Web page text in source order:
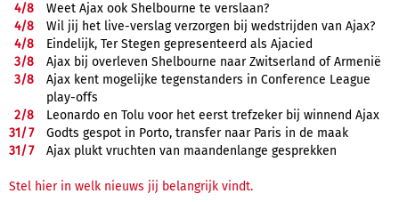
4/8
Weet Ajax ook Shelbourne te verslaan?
4/8
Wil jij het live-verslag verzorgen bij wedstrijden van Ajax?
4/8
Eindelijk, Ter Stegen gepresenteerd als Ajacied
3/8
Ajax bij overleven Shelbourne naar Zwitserland of Armenië
3/8
Ajax kent mogelijke tegenstanders in Conference League
play-offs
2/8
Leonardo en Tolu voor het eerst trefzeker bij winnend Ajax
31/7
Godts gespot in Porto, transfer naar Paris in de maak
31/7 Ajax plukt vruchten van maandenlange gesprekken
Stel hier in welk nieuws jij belangrijk vindt.